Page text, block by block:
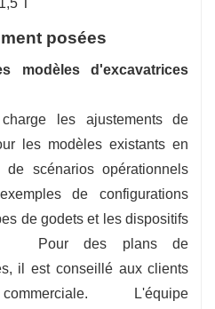
posées
modèles d'excavatrices
les ajustements de
les modèles existants en
scénarios opérationnels
de configurations
de godets et les dispositifs
Pour des plans de
il est conseillé aux clients
commerciale. L'équipe